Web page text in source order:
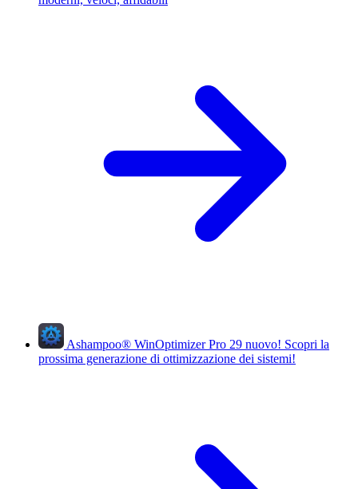
Ashampoo® WinOptimizer Pro 29 nuovo! Scopri la
prossima generazione di ottimizzazione dei sistemi!